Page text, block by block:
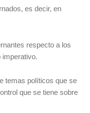
es decir, en
respecto a los
imperativo.
temas políticos que se
que se tiene sobre